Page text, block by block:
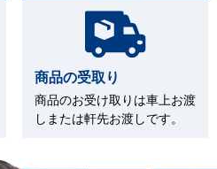
商品の受取り
商品のお受け取りは車上お渡
しまたは軒先お渡しです。